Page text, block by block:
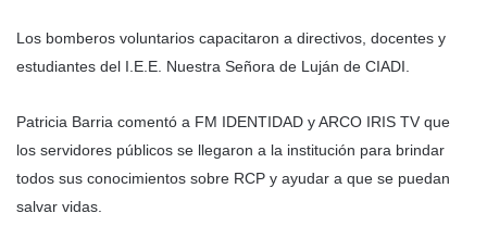
Los bomberos voluntarios capacitaron a directivos, docentes y
estudiantes del I.E.E. Nuestra Señora de Luján de CIADI.
Patricia Barria comentó a FM IDENTIDAD y ARCO IRIS TV que
los servidores públicos se llegaron a la institución para brindar
todos sus conocimientos sobre RCP y ayudar a que se puedan
salvar vidas.